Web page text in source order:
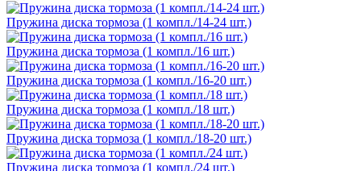
Пружина диска тормоза (1 компл./14-24 шт.)
Пружина диска тормоза (1 компл./16 шт.)
Пружина диска тормоза (1 компл./16-20 шт.)
Пружина диска тормоза (1 компл./18 шт.)
Пружина диска тормоза (1 компл./18-20 шт.)
Пружина диска тормоза (1 компл./24 шт.)